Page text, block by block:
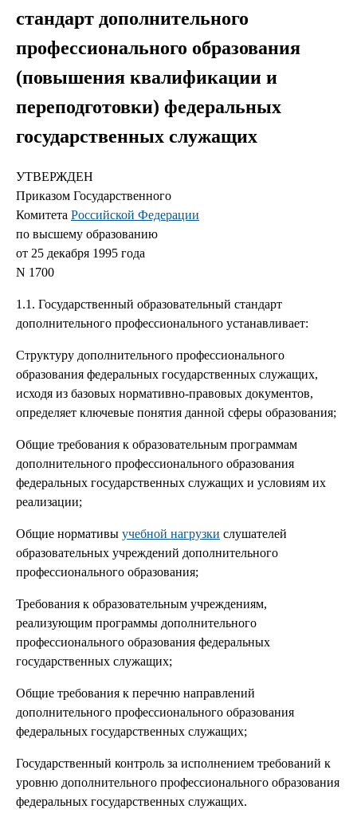
стандарт дополнительного
профессионального образования
(повышения квалификации и
переподготовки) федеральных
государственных служащих
УТВЕРЖДЕН
Приказом Государственного
Комитета Российской Федерации
по высшему образованию
от 25 декабря 1995 года
N 1700
1.1. Государственный образовательный стандарт
дополнительного профессионального устанавливает:
Структуру дополнительного профессионального
образования федеральных государственных служащих,
исходя из базовых нормативно-правовых документов,
определяет ключевые понятия данной сферы образования;
Общие требования к образовательным программам
дополнительного профессионального образования
федеральных государственных служащих и условиям их
реализации;
Общие нормативы учебной нагрузки слушателей
образовательных учреждений дополнительного
профессионального образования;
Требования к образовательным учреждениям,
реализующим программы дополнительного
профессионального образования федеральных
государственных служащих;
Общие требования к перечню направлений
дополнительного профессионального образования
федеральных государственных служащих;
Государственный контроль за исполнением требований к
уровню дополнительного профессионального образования
федеральных государственных служащих.